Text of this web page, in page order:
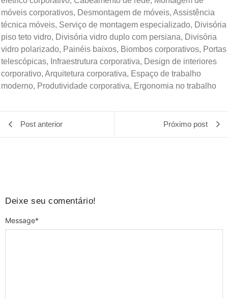
móveis corporativos, Desmontagem de móveis, Assistência
técnica móveis, Serviço de montagem especializado, Divisória
piso teto vidro, Divisória vidro duplo com persiana, Divisória
vidro polarizado, Painéis baixos, Biombos corporativos, Portas
telescópicas, Infraestrutura corporativa, Design de interiores
corporativo, Arquitetura corporativa, Espaço de trabalho
moderno, Produtividade corporativa, Ergonomia no trabalho
Post anterior Próximo post
Deixe seu comentário!
Message*